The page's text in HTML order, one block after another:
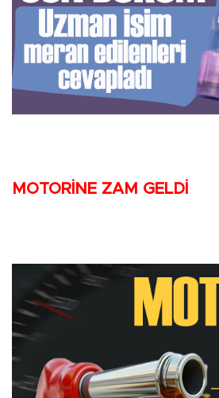
MOTORİNE ZAM GELDİ